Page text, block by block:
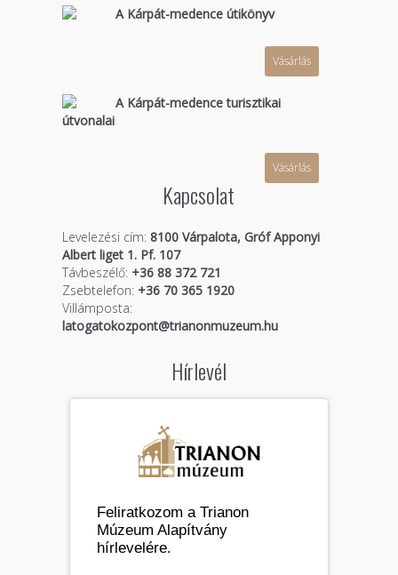
A Kárpát-medence útikönyv
Vásárlás
A Kárpát-medence turisztikai
útvonalai
Vásárlás
Kapcsolat
Levelezési cím: 8100 Várpalota, Gróf Apponyi
Albert liget 1. Pf. 107
Távbeszélő:+36 88 372 721
Zsebtelefon:+36 70 365 1920
Villámposta:
latogatokozpont@trianonmuzeum.hu
Hírlevél